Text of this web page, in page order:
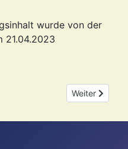
wurde von der
21.04.2023
Nächster
Weiter